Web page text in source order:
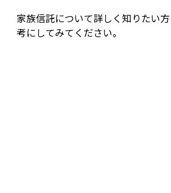
家族信託について詳しく知りたい
考にしてみてください。